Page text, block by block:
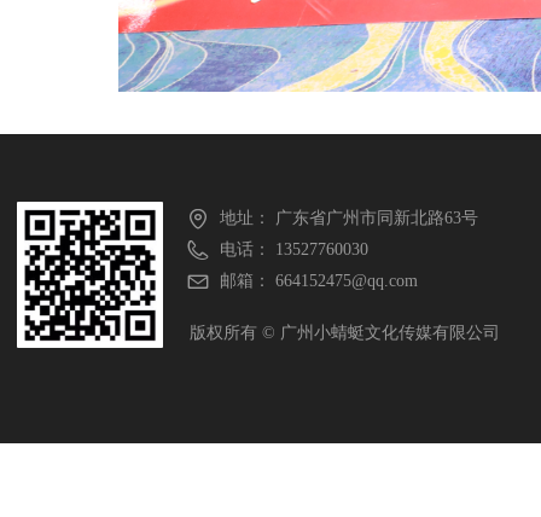
地址：
广东省广州市同新北路63号
电话：
13527760030
邮箱：
664152475@qq.com
版权所有 © 广州小蜻蜓文化传媒有限公司